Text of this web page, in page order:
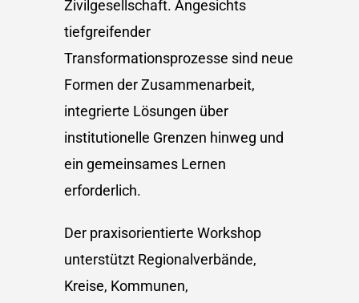
Zivilgesellschaft. Angesichts
tiefgreifender
Transformationsprozesse sind neue
Formen der Zusammenarbeit,
integrierte Lösungen über
institutionelle Grenzen hinweg und
ein gemeinsames Lernen
erforderlich.
Der praxisorientierte Workshop
unterstützt Regionalverbände,
Kreise, Kommunen,